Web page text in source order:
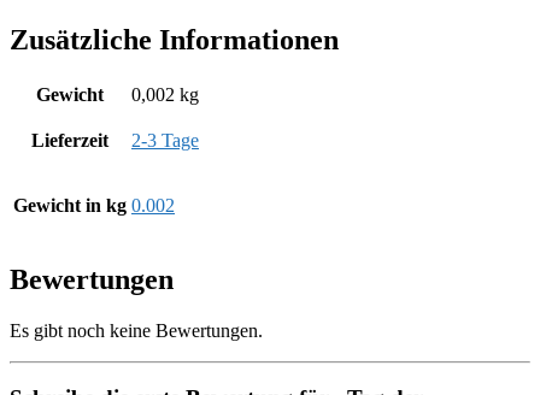
Zusätzliche Informationen
Gewicht 0,002 kg
Lieferzeit 2-3 Tage
Gewicht in kg 0.002
Bewertungen
Es gibt noch keine Bewertungen.